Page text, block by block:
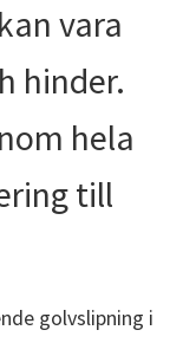
vara
hinder.
hela
till